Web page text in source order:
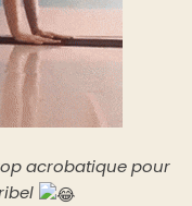
acrobatique pour